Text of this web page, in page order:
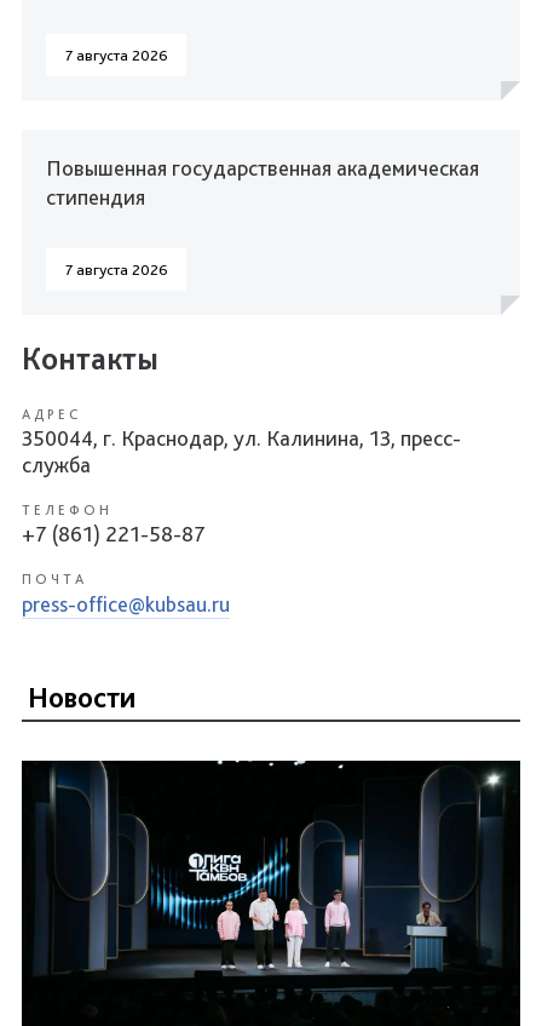
7 августа 2026
Повышенная государственная академическая
стипендия
7 августа 2026
Контакты
АДРЕС
350044, г. Краснодар, ул. Калинина, 13, пресс-
служба
ТЕЛЕФОН
+7 (861) 221-58-87
ПОЧТА
press-office@kubsau.ru
Новости